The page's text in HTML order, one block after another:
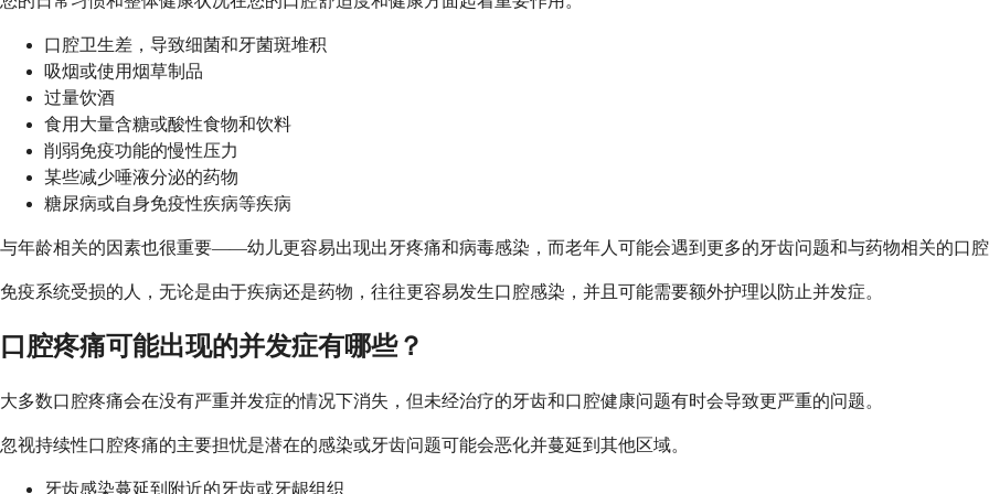
口腔卫生差，导致细菌和牙菌斑堆积
吸烟或使用烟草制品
过量饮酒
食用大量含糖或酸性食物和饮料
削弱免疫功能的慢性压力
某些减少唾液分泌的药物
糖尿病或自身免疫性疾病等疾病
与年龄相关的因素也很重要——幼儿更容易出现出牙疼痛和病毒感染，而老年人可能会遇到更多的牙齿问题和与药物相关的口
免疫系统受损的人，无论是由于疾病还是药物，往往更容易发生口腔感染，并且可能需要额外护理以防止并发症。
口腔疼痛可能出现的并发症有哪些？
大多数口腔疼痛会在没有严重并发症的情况下消失，但未经治疗的牙齿和口腔健康问题有时会导致更严重的问题。
忽视持续性口腔疼痛的主要担忧是潜在的感染或牙齿问题可能会恶化并蔓延到其他区域。
牙齿感染蔓延到附近的牙齿或牙龈组织